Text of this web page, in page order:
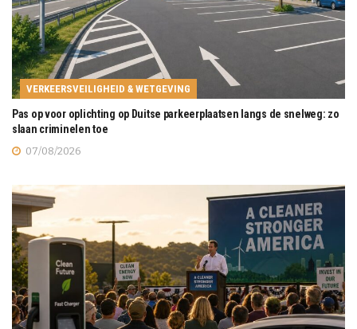
VERKEERSVEILIGHEID & WETGEVING
Pas op voor oplichting op Duitse parkeerplaatsen langs de snelweg: zo
slaan criminelen toe
07/08/2026